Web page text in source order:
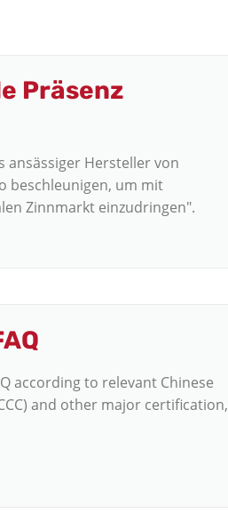
Präsenz
ansässiger Hersteller von
beschleunigen, um mit
Zinnmarkt einzudringen".
according to relevant Chinese
and other major certification,